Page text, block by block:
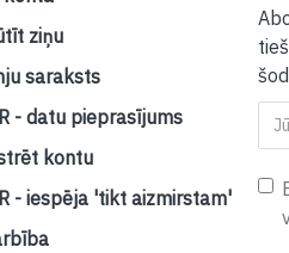
ziņu
saraksts
- datu pieprasījums
kontu
- iespēja 'tikt aizmirstam'